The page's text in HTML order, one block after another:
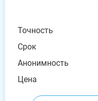
Точность
Срок
Анонимность
Цена